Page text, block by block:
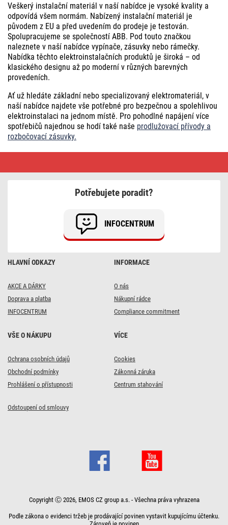
Veškerý instalační materiál v naší nabídce je vysoké kvality a
odpovídá všem normám. Nabízený instalační materiál je
původem z EU a před uvedením do prodeje je testován.
Spolupracujeme se společností ABB. Pod touto značkou
naleznete v naší nabídce vypínače, zásuvky nebo rámečky.
Nabídka těchto elektroinstalačních produktů je široká – od
klasického designu až po moderní v různých barevných
provedeních.
Ať už hledáte základní nebo specializovaný elektromateriál, v
naší nabídce najdete vše potřebné pro bezpečnou a spolehlivou
elektroinstalaci na jednom místě. Pro pohodlné napájení více
spotřebičů najednou se hodí také naše prodlužovací přívody a
rozbočovací zásuvky.
HLAVNÍ ODKAZY
AKCE A DÁRKY
Doprava a platba
INFOCENTRUM
INFORMACE
O nás
Nákupní rádce
Compliance commitment
VŠE O NÁKUPU
Ochrana osobních údajů
Obchodní podmínky
Prohlášení o přístupnosti
VÍCE
Cookies
Zákonná záruka
Centrum stahování
Odstoupení od smlouvy
Potřebujete poradit?
INFOCENTRUM
Copyright Ⓒ 2026, EMOS CZ group a.s. - Všechna práva vyhrazena
Podle zákona o evidenci tržeb je prodávající povinen vystavit kupujícímu účtenku.